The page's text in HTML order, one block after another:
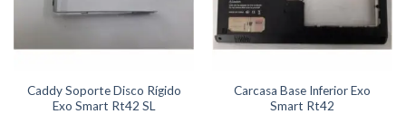
Caddy Soporte Disco Rígido
Exo Smart Rt42 SL
Carcasa Base Inferior Exo
Smart Rt42